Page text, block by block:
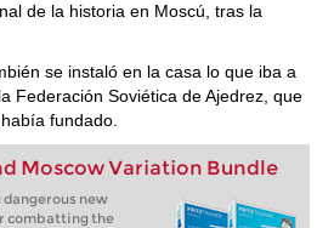
de la historia en Moscú, tras la
se instaló en la casa lo que iba a
Federación Soviética de Ajedrez, que
fundado.
Moscow Variation Bundle
dangerous new
combatting the